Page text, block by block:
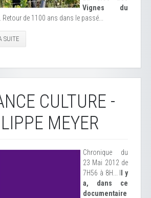
Vignes du
. Retour de 1100 ans dans le passé...
SUITE
CULTURE -
MEYER
Chronique du
23 Mai 2012 de
7H56 à 8H... I
l y
a, dans ce
documentaire